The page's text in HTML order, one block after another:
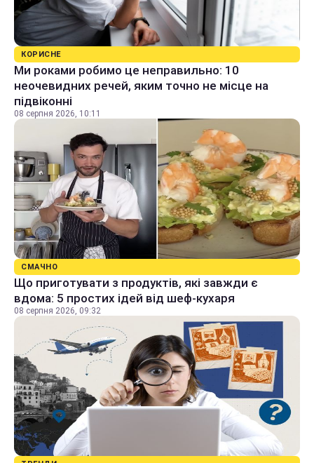
КОРИСНЕ
Ми роками робимо це неправильно: 10
неочевидних речей, яким точно не місце на
підвіконні
08 серпня 2026, 10:11
СМАЧНО
Що приготувати з продуктів, які завжди є
вдома: 5 простих ідей від шеф-кухаря
08 серпня 2026, 09:32